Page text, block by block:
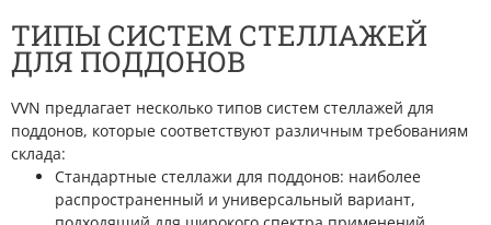
ТИПЫ СИСТЕМ СТЕЛЛАЖЕЙ
ДЛЯ ПОДДОНОВ
VVN предлагает несколько типов систем стеллажей для
поддонов, которые соответствуют различным требованиям
склада:
Стандартные стеллажи для поддонов: наиболее
распространенный и универсальный вариант,